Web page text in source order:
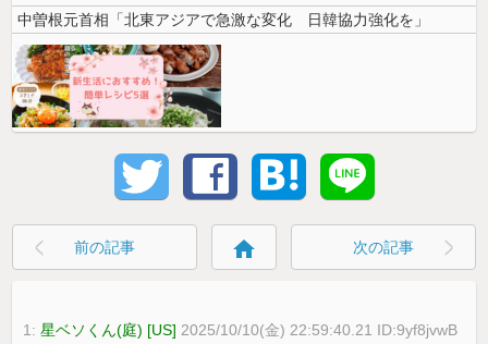
中曽根元首相「北東アジアで急激な変化 日韓協力強化を」
前の記事 home 次の記事
1:星ベソくん(庭) [US] 2025/10/10(金) 22:59:40.21 ID:9yf8jvwB